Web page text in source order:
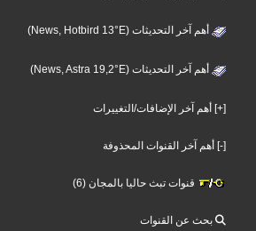
أهم آخر التحديثات (News, Hotbird 13°E)
أهم آخر التحديثات (News, Astra 19,2°E)
[+] أهم آخر الإضافات/التغييرات
[-] أهم آخر القنوات المحذوفة
قنوات تبث حاليا بالمجان (6)
بحث عن القنوات